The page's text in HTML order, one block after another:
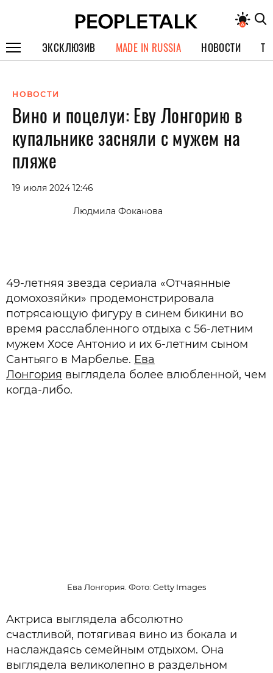
ЭКСКЛЮЗИВ
СПЕЦПРОЕКТЫ
ИНТЕРВЬЮ
ПОКОЛЕНИЕ
MADE IN RUSSIA НОВОСТИ
НОВОСТИ
Вино и поцелуи: Еву Лонгорию в
купальнике засняли с мужем на
пляже
19 июля 2024 12:46
Людмила Фоканова
49-летняя звезда сериала «Отчаянные
домохозяйки» продемонстрировала
потрясающую фигуру в синем бикини во
время расслабленного отдыха с 56-летним
мужем Хосе Антонио и их 6-летним сыном
Сантьяго в Марбелье. Ева
Лонгория выглядела более влюбленной, чем
когда-либо.
Ева Лонгория. Фото: Getty Images
Актриса выглядела абсолютно
счастливой, потягивая вино из бокала и
наслаждаясь семейным отдыхом. Она
выглядела великолепно в раздельном